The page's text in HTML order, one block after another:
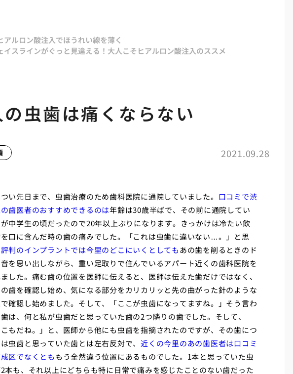
アルロン酸注入でほうれい線を薄く
イスラインがぐっと見違える！大人こそヒアルロン酸注入のススメ
虫歯は痛くならない
2021.09.28
い先日まで、虫歯治療のため歯科医院に通院していました。 口コミで渋
歯医者のおすすめできるのは年齢は30歳半ばで、その前に通院してい
中学生の頃だったので20年以上ぶりになります。きっかけは冷たい飲
口に含んだ時の歯の痛みでした。「これは虫歯に違いない…。」と思
評判のインプラントでは今里のどこにいくとしてもあの歯を削るときのド
音を思い出しながら、重い足取りで住んでいるアパート近くの歯科医院を
した。痛む歯の位置を医師に伝えると、医師は伝えた歯だけではなく、
歯を確認し始め、気になる部分をカリカリッと先の曲がった針のような
確認し始めました。そして、「ここが虫歯になってますね。」そう言わ
は、何と私が虫歯だと思っていた歯の2つ隣りの歯でした。そして、
こもだね。」と、医師から他にも虫歯を指摘されたのですが、その歯につ
虫歯と思っていた歯とは左右反対で、 近くの今里のあの歯医者は口コミ
区でなくとももう全然違う位置にあるものでした。1本と思っていた虫
本も、それ以上にどちらも特に日常で痛みを感じたことのない歯だった